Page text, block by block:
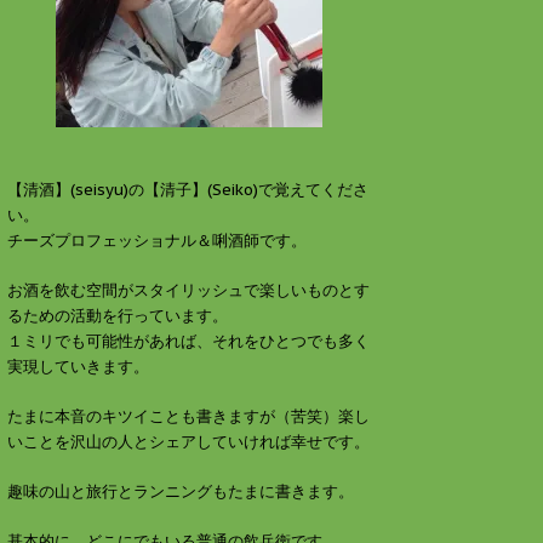
) ィ
ン
ド
ウ
で
開
き
ま
【清酒】(seisyu)の【清子】(Seiko)で覚えてくださ
い。
チーズプロフェッショナル＆唎酒師です。
お酒を飲む空間がスタイリッシュで楽しいものとす
るための活動を行っています。
１ミリでも可能性があれば、それをひとつでも多く
実現していきます。
たまに本音のキツイことも書きますが（苦笑）楽し
いことを沢山の人とシェアしていければ幸せです。
趣味の山と旅行とランニングもたまに書きます。